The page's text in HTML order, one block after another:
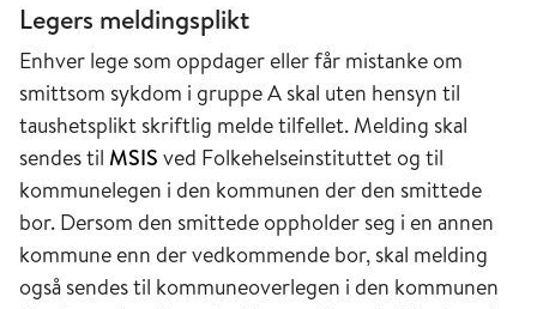
Norge (medisinalberetningen) som første gang
ble utgitt for statistikkåret 1853. Innsamling av
data var basert på melding fra primærleger og
sykehus til den offentlige lege
(helserådsordføreren) i kommunen. Disse
utarbeidet månedsrapporter om epidemiske og
andre smittsomme sykdommer i kommunen.
Kvartalsvise oppgaver ble sendt fra den
offentlige lege til fylkeslegen, som i sin tur
Legers meldingsplikt
Enhver lege som oppdager eller får mistanke om
smittsom sykdom i gruppe A skal uten hensyn til
taushetsplikt skriftlig melde tilfellet. Melding skal
sendes til MSIS ved Folkehelseinstituttet og til
kommunelegen i den kommunen der den smittede
bor. Dersom den smittede oppholder seg i en annen
kommune enn der vedkommende bor, skal melding
også sendes til kommuneoverlegen i den kommunen